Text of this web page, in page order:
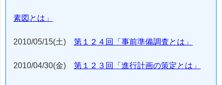
素図とは」
2010/05/15(土) 第１２４回「事前準備調査とは」
2010/04/30(金) 第１２３回「進行計画の策定とは」